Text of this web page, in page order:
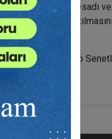
özellikle irade fesadı ve
İspat, Kambiyo